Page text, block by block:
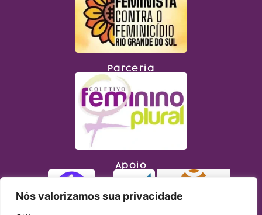
Nós valorizamos sua privacidade
Parceria
Apoio